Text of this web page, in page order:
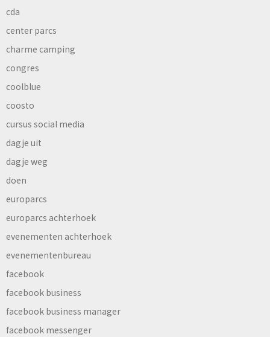
cda
center parcs
charme camping
congres
coolblue
coosto
cursus social media
dagje uit
dagje weg
doen
europarcs
europarcs achterhoek
evenementen achterhoek
evenementenbureau
facebook
facebook business
facebook business manager
facebook messenger